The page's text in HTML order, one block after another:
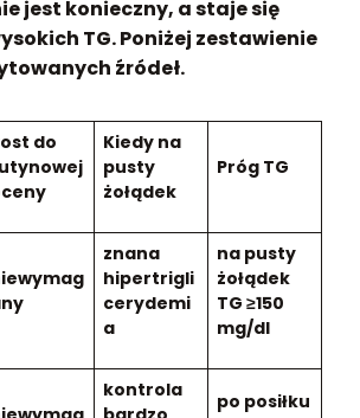
jest konieczny, a staje się
TG. Poniżej zestawienie
źródeł.
do
Kiedy na
pusty
żołądek
Próg TG
znana
hipertrigli
cerydemi
a
na pusty
żołądek
TG ≥150
mg/dl
kontrola
po posiłku